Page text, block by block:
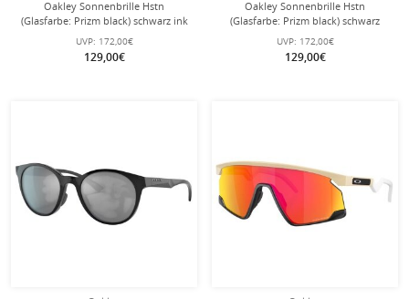
Oakley Sonnenbrille Hstn
(Glasfarbe: Prizm black) schwarz ink
matt - 1 Brille
UVP: 172,00€
129,00€
Oakley Sonnenbrille Hstn
(Glasfarbe: Prizm black) schwarz
matt - 1 Brille
UVP: 172,00€
129,00€